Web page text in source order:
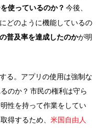
使っているのか？今後、
どのように機能しているの
普及率を達成したのかが明
る。アプリの使用は強制な
のか？ 市民の権利は守ら
性を持って作業をしてい
得するため、米国自由人